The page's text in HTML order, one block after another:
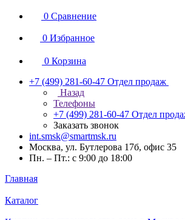
0 Сравнение
0 Избранное
0 Корзина
+7 (499) 281-60-47 Отдел продаж
Назад
Телефоны
+7 (499) 281-60-47 Отдел
Заказать звонок
int.smsk@smartmsk.ru
Москва, ул. Бутлерова 17б, офис 35
Пн. – Пт.: с 9:00 до 18:00
Главная
Каталог